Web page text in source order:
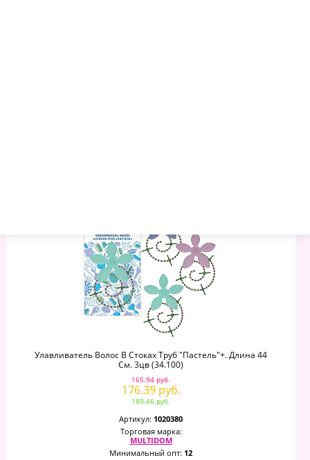
Улавливатель Волос В Стоках Труб "Пастель"+. Длина 44
См. 3цв (34.100)
165.94 руб.
176.39 руб.
189.46 руб.
Артикул: 1020380
Торговая марка:
MULTIDOM
Минимальный опт: 12